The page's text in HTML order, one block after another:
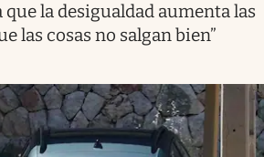
la desigualdad aumenta las
las cosas no salgan bien”